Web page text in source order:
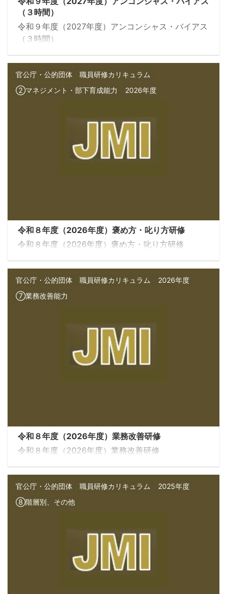
（３時間）
令和９年度（2027年度）アンコンシャス・バイアス
（３時間）
官公庁・公的団体 職員研修カリキュラム
②マネジメント・部下育成能力
2026年度
令和８年度（2026年度）褒め方・叱り方研修
令和８年度（2026年度）褒め方・叱り方研修
官公庁・公的団体 職員研修カリキュラム
2026年度
⑦業務改善能力
令和８年度（2026年度）業務改善研修
令和８年度（2026年度）業務改善研修
官公庁・公的団体 職員研修カリキュラム
2025年度
⑧階層別、その他